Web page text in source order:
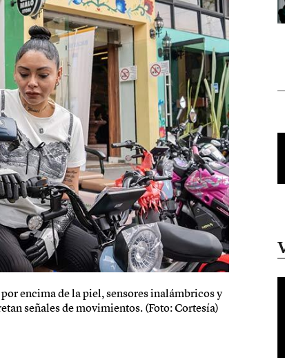
encima de la piel, sensores inalámbricos y
señales de movimientos. (Foto: Cortesía)